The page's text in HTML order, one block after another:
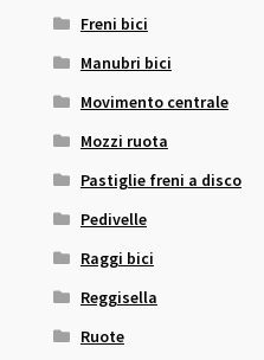
Freni bici
Manubri bici
Movimento centrale
Mozzi ruota
Pastiglie freni a disco
Pedivelle
Raggi bici
Reggisella
Ruote